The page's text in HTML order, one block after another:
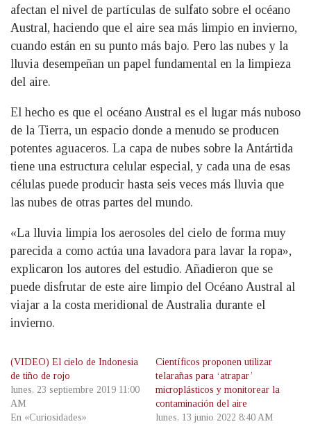
afectan el nivel de partículas de sulfato sobre el océano
Austral, haciendo que el aire sea más limpio en invierno,
cuando están en su punto más bajo. Pero las nubes y la
lluvia desempeñan un papel fundamental en la limpieza
del aire.
El hecho es que el océano Austral es el lugar más nuboso
de la Tierra, un espacio donde a menudo se producen
potentes aguaceros. La capa de nubes sobre la Antártida
tiene una estructura celular especial, y cada una de esas
células puede producir hasta seis veces más lluvia que
las nubes de otras partes del mundo.
«La lluvia limpia los aerosoles del cielo de forma muy
parecida a como actúa una lavadora para lavar la ropa»,
explicaron los autores del estudio. Añadieron que se
puede disfrutar de este aire limpio del Océano Austral al
viajar a la costa meridional de Australia durante el
invierno.
(VIDEO) El cielo de Indonesia
de tiño de rojo
lunes, 23 septiembre 2019 11:00
AM
En «Curiosidades»
Científicos proponen utilizar
telarañas para ‘atrapar’
microplásticos y monitorear la
contaminación del aire
lunes, 13 junio 2022 8:40 AM